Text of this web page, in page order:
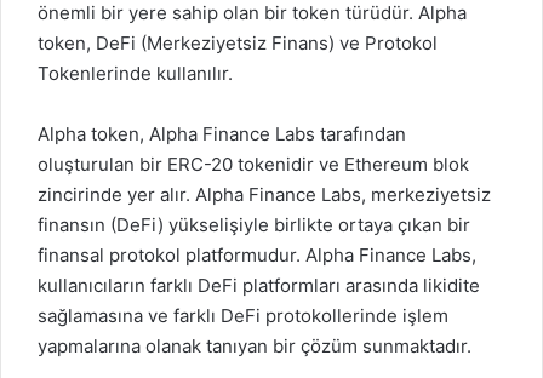
önemli bir yere sahip olan bir token türüdür. Alpha
token, DeFi (Merkeziyetsiz Finans) ve Protokol
Tokenlerinde kullanılır.
Alpha token, Alpha Finance Labs tarafından
oluşturulan bir ERC-20 tokenidir ve Ethereum blok
zincirinde yer alır. Alpha Finance Labs, merkeziyetsiz
finansın (DeFi) yükselişiyle birlikte ortaya çıkan bir
finansal protokol platformudur. Alpha Finance Labs,
kullanıcıların farklı DeFi platformları arasında likidite
sağlamasına ve farklı DeFi protokollerinde işlem
yapmalarına olanak tanıyan bir çözüm sunmaktadır.